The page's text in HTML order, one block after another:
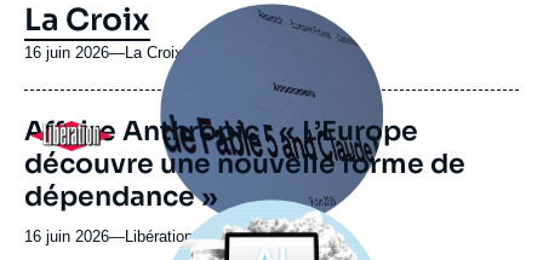
La Croix
16 juin 2026—Nom
journal,
revue
émission
La Croix
Logo
principale
médiatique
Affaire Anthropic : « L’Europe
découvre une nouvelle forme de
dépendance »
16 juin 2026—Nom
Libération
Image
principale
médiatique